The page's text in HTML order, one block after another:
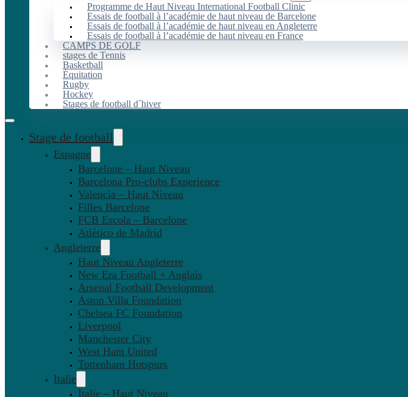
Programme de Haut Niveau International Football Clinic
Essais de football à l’académie de haut niveau de Barcelone
Essais de football à l’académie de haut niveau en Angleterre
Essais de football à l’académie de haut niveau en France
CAMPS DE GOLF
stages de Tennis
Basketball
Équitation
Rugby
Hockey
Stages de football d´hiver
Stage de football
Espagne
Barcelone – Haut Niveau
Barcelona Pro-clubs Experience
Valencia – Haut Niveau
Filles Barcelone
FCB Escola – Barcelone
Atlético de Madrid
Angleterre
Haut Niveau Angleterre
New Era Football + Anglais
Arsenal Football Development
Aston Villa Foundation
Chelsea FC Foundation
Liverpool
Manchester City
West Ham United
Tottenham Hotspurs
Italie
Italie – Haut Niveau